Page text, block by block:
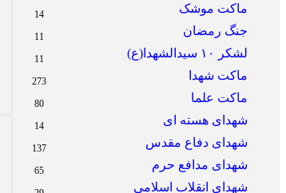
ماکت موشک 14
جنگ رمضان 11
لشکر ۱۰ سیدالشهدا(ع) 11
ماکت شهدا 273
ماکت علما 80
شهدای هسته ای 14
شهدای دفاع مقدس 137
شهدای مدافع حرم 65
شهدای انقلاب اسلامی